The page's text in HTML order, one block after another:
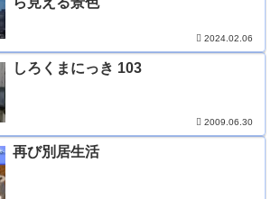
2024.02.06
しろくまにっき 103
2009.06.30
再び別居生活